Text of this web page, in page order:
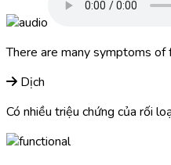
There are many symptoms of
Dịch
Có nhiều triệu chứng của rối